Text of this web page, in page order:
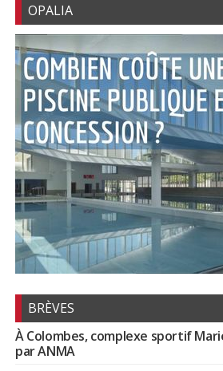
OPALIA
BRÈVES
À Colombes, complexe sportif
par ANMA